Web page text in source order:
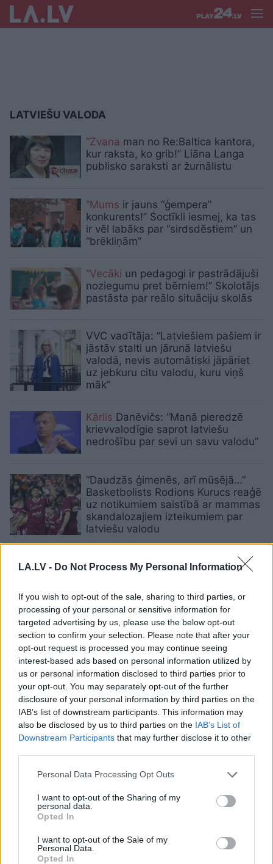
LA.LV - Do Not Process My Personal Information
If you wish to opt-out of the sale, sharing to third parties, or
processing of your personal or sensitive information for
targeted advertising by us, please use the below opt-out
section to confirm your selection. Please note that after your
opt-out request is processed you may continue seeing
interest-based ads based on personal information utilized by
us or personal information disclosed to third parties prior to
your opt-out. You may separately opt-out of the further
disclosure of your personal information by third parties on the
IAB’s list of downstream participants. This information may
also be disclosed by us to third parties on the IAB’s List of
Downstream Participants that may further disclose it to other
Please note that this website/app uses one or more Google
not limited to your visit or usage behaviour. You may click to
grant or deny consent to Google and its third-party tags to
use your data for below specified purposes in below Google
consent section.
Personal Data Processing Opt Outs
I want to opt-out of the Sharing of my
personal data.
Opted In
I want to opt-out of the Sale of my
Personal Data.
Opted In
LATVIEŠU VALODA
“Zvana man no Re:Baltica kantora,
kur raksta, ko grib!” Liāna Langa
publisko saraksti ar žurnālistu
“Mums ir jauns “ģempera”
konkurents!” Soctīkli iesmej, ka tas
ir vēl labāks par “sirdsdēstiem” un
“brēkliņām”
“Vecāki un pedagogi ir pastrādājuši
noziegumu pret bērniem!” Skolotājs
pastāsta par reālo situāciju skolās
VVC vadītāja: “Latviešiem pašiem ir
jāstāv stalti un jārunā latviešu
valodā, nevis automātiski jāpāriet
uz jebkuru citu valodu, kuru viņš
māk”
Kārlis Danēvičs: “Manā pieredzē
krievvalodīgie saprot latviešu
nedrošību par sevi un savu valodu”
“Daudzās ģimenēs, arī mūsējā…”
Basketbolists Rodions Kurucs reaģē
uz notikumiem saistībā ar mammas
skandalozajiem izteikumiem par
latviešu valodu
“Latviešu valoda taču ir tik varena!”
Slavenu Latvijas basketbolistu
valodu
Bergs
par juristu apsēstību ar vārdu
“firma”: kāpēc nevar vienkārši teikt
“uzņēmuma nosaukums”?
“Navtāda Līgo! Atkrievosim Latviju!”
Liāna Langa pirms svētkiem ievieš
skaidrību; soctīklotāji dusmojas
VIDEO.“Baška, Džurmala,
ārzemnieces centieniem izrunāt
Latvijas pilsētu nosaukumus
tos, kas neprot krievu valodu,”
žurnālists dalās ar dēla pieredzi